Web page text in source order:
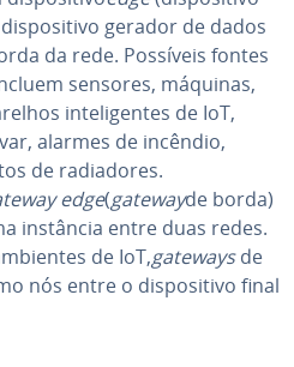
gerador de dados
da rede. Possíveis fontes
sensores, máquinas,
in­te­li­gen­tes de IoT,
alarmes de incêndio,
de ra­di­a­do­res.
edge(gatewayde borda)
instância entre duas redes.
de IoT,gatewaysde
nós entre o dis­po­si­tivo final